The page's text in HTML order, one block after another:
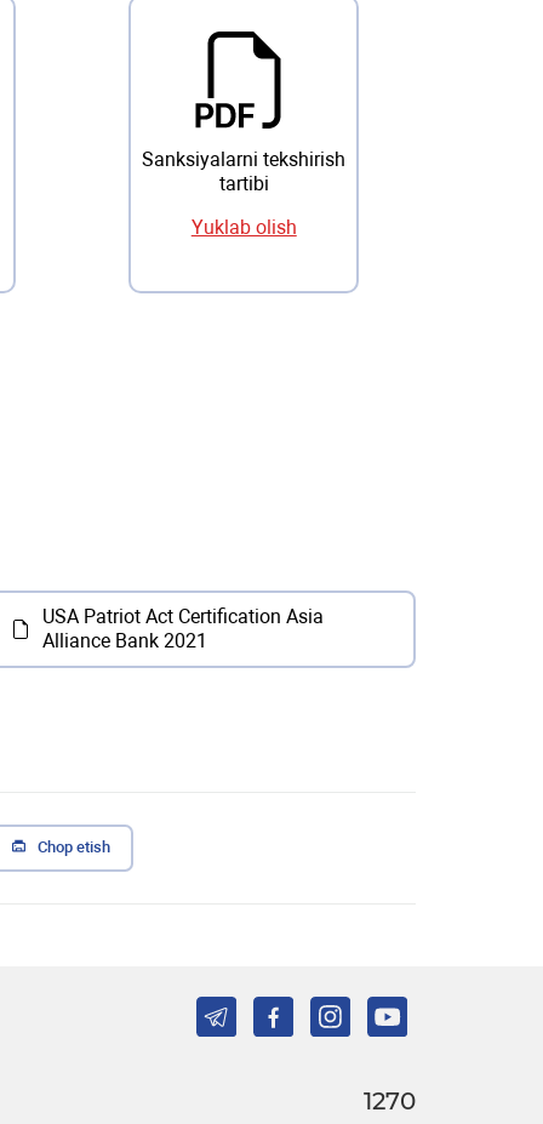
Sanksiyalarni tekshirish
tartibi
Yuklab olish
USA Patriot Act Certification Asia
Alliance Bank 2021
Chop etish
1270